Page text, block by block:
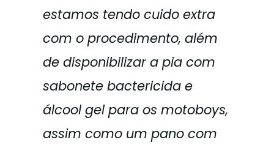
estamos tendo cuido extra
com o procedimento, além
de disponibilizar a pia com
sabonete bactericida e
álcool gel para os motoboys,
assim como um pano com